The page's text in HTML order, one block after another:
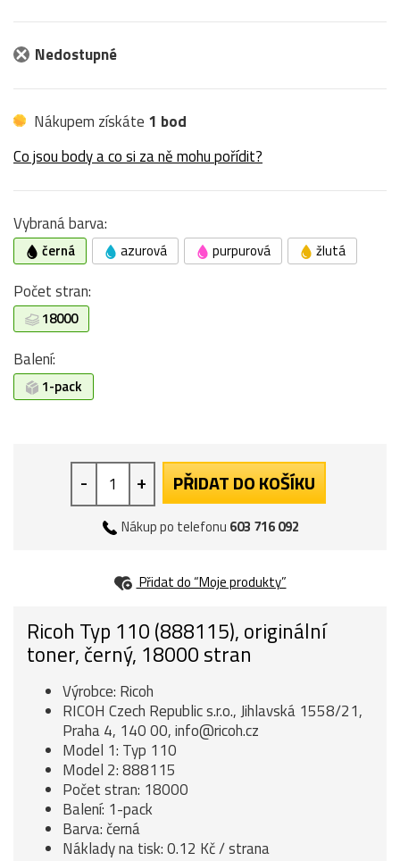
Nedostupné
Nákupem získáte 1 bod
Co jsou body a co si za ně mohu pořídit?
Vybraná barva:
černá azurová purpurová žlutá
Počet stran:
18000
Balení:
1-pack
- + PŘIDAT DO KOŠÍKU
Nákup po telefonu 603 716 092
Přidat do “Moje produkty”
Ricoh Typ 110 (888115), originální
toner, černý, 18000 stran
Výrobce: Ricoh
RICOH Czech Republic s.r.o., Jihlavská 1558/21,
Praha 4, 140 00, info@ricoh.cz
Model 1: Typ 110
Model 2: 888115
Počet stran: 18000
Balení: 1-pack
Barva: černá
Náklady na tisk: 0.12 Kč / strana